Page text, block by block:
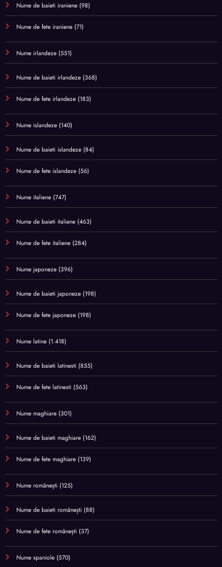
Nume de baieti iraniene (98)
Nume de fete iraniene (71)
Nume irlandeze (551)
Nume de baieti irlandeze (368)
Nume de fete irlandeze (183)
Nume islandeze (140)
Nume de baieti islandeze (84)
Nume de fete islandeze (56)
Nume italiene (747)
Nume de baieti italiene (463)
Nume de fete italiene (284)
Nume japoneze (396)
Nume de baieti japoneze (198)
Nume de fete japoneze (198)
Nume latine (1.418)
Nume de baieti latinesti (855)
Nume de fete latinesti (563)
Nume maghiare (301)
Nume de baieti maghiare (162)
Nume de fete maghiare (139)
Nume românești (125)
Nume de baieti românești (88)
Nume de fete românești (37)
Nume spaniole (570)